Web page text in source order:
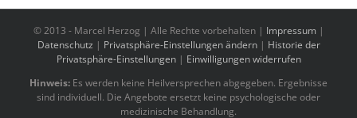
© 2013 - Marcel Herzog | Alle Rechte vorbehalten | Impressum |
Datenschutz | Privatsphäre-Einstellungen ändern| Historie der
Privatsphäre-Einstellungen| Einwilligungen widerrufen
Hinweis: Es werden keine Heilversprechen abgegeben. Ergebnisse
sind individuell. Die Angebote ersetzt keine psychologische oder
medizinische Behandlung.